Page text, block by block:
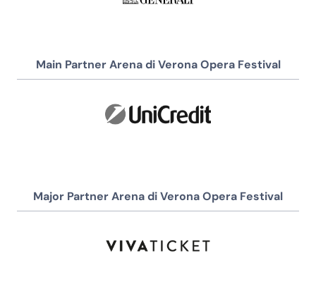
Main Partner Arena di Verona Opera Festival
Major Partner Arena di Verona Opera Festival